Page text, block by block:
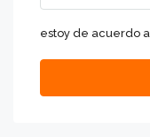
estoy de acuerdo a